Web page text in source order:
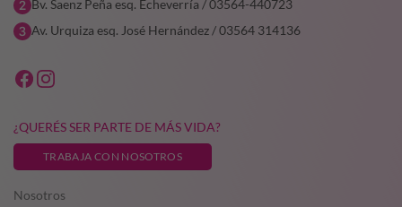
Bv. Saenz Peña esq. Echeverría / 03564-440723
Av. Urquiza esq. José Hernández / 03564 314136
¿QUERÉS SER PARTE DE MÁS VIDA?
TRABAJA CON NOSOTROS
Nosotros